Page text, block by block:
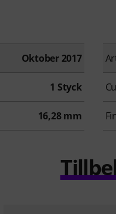
Oktober 2017
1 Styck
16,28 mm